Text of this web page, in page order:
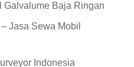
Galvalume Baja Ringan
Jasa Sewa Mobil
Indonesia